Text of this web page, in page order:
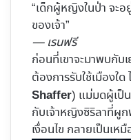
“เด็กผู้หญิงในป่า จะอ
ของเจ้า”
— เรนฟรี
ก่อนที่เขาจะมาพบกับ
ต้องการรับใช้เมืองใ
Shaffer) แม่มดผู้เป็
กับเจ้าหญิงซิริลาที่
เงื่อนไข กลายเป็นเ